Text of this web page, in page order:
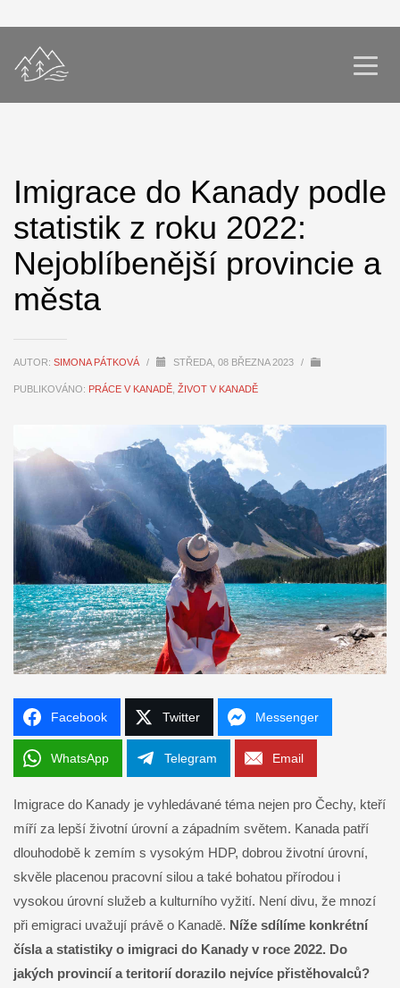
Imigrace do Kanady podle
statistik z roku 2022:
Nejoblíbenější provincie a
města
AUTOR: SIMONA PÁTKOVÁ / STŘEDA, 08 BŘEZNA 2023 /
PUBLIKOVÁNO: PRÁCE V KANADĚ ŽIVOT V KANADĚ
Facebook Twitter Messenger
WhatsApp Telegram Email
Imigrace do Kanady je vyhledávané téma nejen pro Čechy, kteří
míří za lepší životní úrovní a západním světem. Kanada patří
dlouhodobě k zemím s vysokým HDP, dobrou životní úrovní,
skvěle placenou pracovní silou a také bohatou přírodou i
vysokou úrovní služeb a kulturního vyžití. Není divu, že mnozí
při emigraci uvažují právě o Kanadě. Níže sdílíme konkrétní
čísla a statistiky o imigraci do Kanady v roce 2022. Do
jakých provincií a teritorií dorazilo nejvíce přistěhovalců?